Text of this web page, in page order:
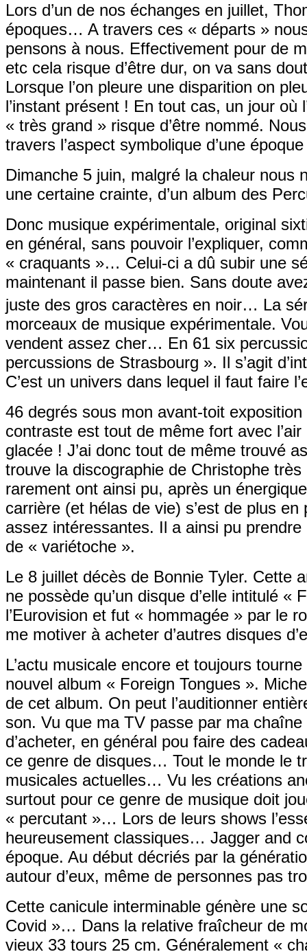
Lors d’un de nos échanges en juillet,
époques… A travers ces « départs »
pensons à nous. Effectivement pour de
etc cela risque d’être dur, on va sans
Lorsque l’on pleure une disparition on
l’instant présent ! En tout cas, un jour
« très grand » risque d’être nommé.
travers l’aspect symbolique d’une
Dimanche 5 juin, malgré la chaleur nous
une certaine crainte, d’un album des
Donc musique expérimentale, original
en général, sans pouvoir l’expliquer,
« craquants »… Celui-ci a dû subir une
maintenant il passe bien. Sans doute
juste des gros caractères en noir… La
morceaux de musique expérimentale.
vendent assez cher… En 61 six
percussions de Strasbourg ». Il s’agit
C’est un univers dans lequel il faut faire
46 degrés sous mon avant-toit
contraste est tout de même fort avec
glacée ! J’ai donc tout de même trouvé
trouve la discographie de Christophe
rarement ont ainsi pu, après un
carrière (et hélas de vie) s’est de plus
assez intéressantes. Il a ainsi pu
de « variétoche ».
Le 8 juillet décès de Bonnie Tyler. Cette
ne possède qu’un disque d’elle intitulé
l’Eurovision et fut « hommagée » par le
me motiver à acheter d’autres disques
L’actu musicale encore et toujours
nouvel album « Foreign Tongues ».
de cet album. On peut l’auditionner
son. Vu que ma TV passe par ma
d’acheter, en général pou faire des
ce genre de disques… Tout le monde le
musicales actuelles… Vu les créations
surtout pour ce genre de musique doit
« percutant »… Lors de leurs shows
heureusement classiques… Jagger and
époque. Au début décriés par la
autour d’eux, même de personnes pas
Cette canicule interminable génère une
Covid »… Dans la relative fraîcheur de
vieux 33 tours 25 cm. Généralement «